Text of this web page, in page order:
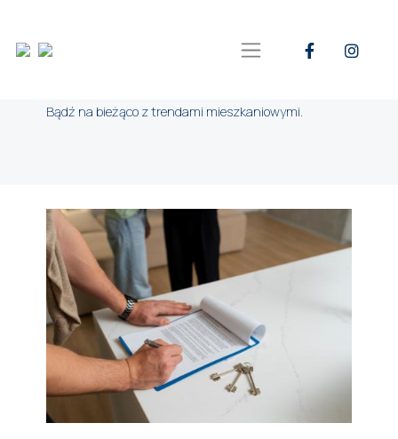
Poradnik
Bądź na bieżąco z trendami mieszkaniowymi.